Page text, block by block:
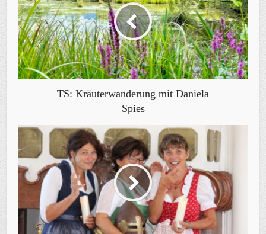
TS: Kräuterwanderung mit Daniela
Spies